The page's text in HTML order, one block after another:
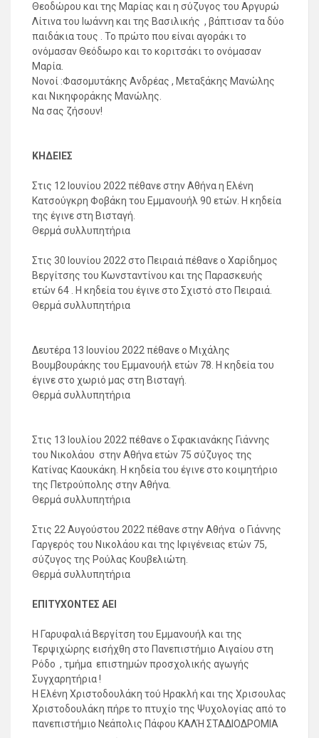
Θεοδώρου και της Μαρίας και η σύζυγος του Αργυρώ
Λίτινα του Ιωάννη και της Βασιλικής , βάπτισαν τα δύο
παιδάκια τους . Το πρώτο που είναι αγοράκι το
ονόμασαν Θεόδωρο και το κοριτσάκι το ονόμασαν
Μαρία.
Νονοί :Φασομυτάκης Ανδρέας , Μεταξάκης Μανώλης
και Νικηφοράκης Μανώλης.
Να σας ζήσουν!
ΚΗΔΕΙΕΣ
Στις 12 Ιουνίου 2022 πέθανε στην Αθήνα η Ελένη
Κατσούγκρη Φοβάκη του Εμμανουήλ 90 ετών. Η κηδεία
της έγινε στη Βισταγή.
Θερμά συλλυπητήρια
Στις 30 Ιουνίου 2022 στο Πειραιά πέθανε ο Χαρίδημος
Βεργίτσης του Κωνσταντίνου και της Παρασκευής
ετών 64 . Η κηδεία του έγινε στο Σχιστό στο Πειραιά.
Θερμά συλλυπητήρια
Δευτέρα 13 Ιουνίου 2022 πέθανε ο Μιχάλης
Βουμβουράκης του Εμμανουήλ ετών 78. Η κηδεία του
έγινε στο χωριό μας στη Βισταγή.
Θερμά συλλυπητήρια
Στις 13 Ιουλίου 2022 πέθανε ο Σφακιανάκης Γιάννης
του Νικολάου στην Αθήνα ετών 75 σύζυγος της
Κατίνας Καουκάκη. Η κηδεία του έγινε στο κοιμητήριο
της Πετρούπολης στην Αθήνα.
Θερμά συλλυπητήρια
Στις 22 Αυγούστου 2022 πέθανε στην Αθήνα ο Γιάννης
Γαργερός του Νικολάου και της Ιφιγένειας ετών 75,
σύζυγος της Ρούλας Κουβελιώτη.
Θερμά συλλυπητήρια
ΕΠΙΤΥΧΟΝΤΕΣ ΑΕΙ
Η Γαρυφαλιά Βεργίτση του Εμμανουήλ και της
Τερψιχώρης εισήχθη στο Πανεπιστήμιο Αιγαίου στη
Ρόδο , τμήμα επιστημών προσχολικής αγωγής
Συγχαρητήρια !
Η Ελένη Χριστοδουλάκη τού Ηρακλή και της Χρισουλας
Χριστοδουλάκη πήρε το πτυχίο της Ψυχολογίας από το
πανεπιστήμιο Νεάπολις Πάφου ΚΑΛΉ ΣΤΑΔΙΟΔΡΟΜΙΑ